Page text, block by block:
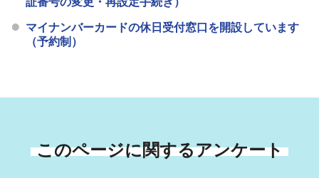
マイナンバーカードの休日受付窓口を開設しています
（予約制）
このページに関するアンケート